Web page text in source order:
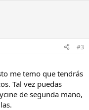
#3
me temo que tendrás
Tal vez puedas
de segunda mano,